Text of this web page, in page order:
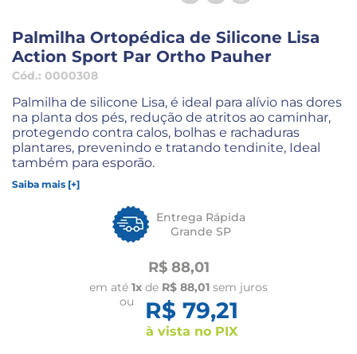
Palmilha Ortopédica de Silicone Lisa
Action Sport Par Ortho Pauher
Cód.: 0000308
Palmilha de silicone Lisa, é ideal para alívio nas dores
na planta dos pés, redução de atritos ao caminhar,
protegendo contra calos, bolhas e rachaduras
plantares, prevenindo e tratando tendinite, Ideal
também para esporão.
Saiba mais [+]
Entrega Rápida
Grande SP
R$ 88,01
em até 1x de R$ 88,01 sem juros
ou
R$ 79,21
à vista no PIX